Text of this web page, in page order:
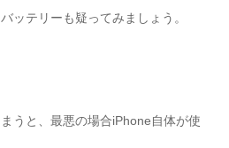
ッテリーも疑ってみましょう。
うと、最悪の場合iPhone自体が使